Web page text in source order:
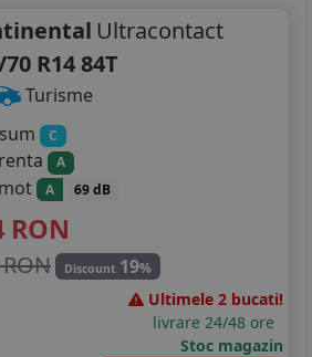
Ultracontact
R14 84T
Turisme
C
A
A 69 dB
RON
Discount 19%
Ultimele 2 bucati!
livrare 24/48 ore
Stoc magazin